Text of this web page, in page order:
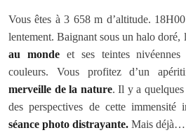
Vous êtes à 3 658 m d’altitude.
lentement. Baignant sous un halo doré,
au mondeet ses teintes
couleurs. Vous profitez d’un
merveille de la nature. Il y a quelques
des perspectives de cette immensité
séance photo distrayante. Mais déjà…